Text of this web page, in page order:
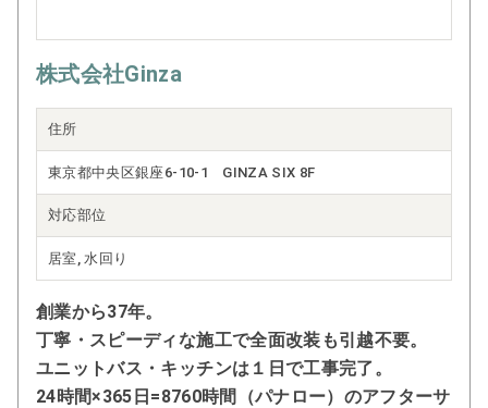
株式会社Ginza
住所
東京都中央区銀座6-10-1 GINZA SIX 8F
対応部位
居室, 水回り
創業から37年。
丁寧・スピーディな施工で全面改装も引越不要。
ユニットバス・キッチンは１日で工事完了。
24時間×365日=8760時間（パナロー）のアフターサ